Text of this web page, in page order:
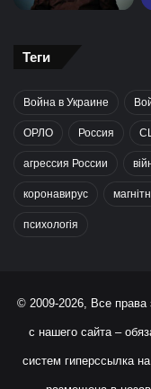
Теги
Война в Украине
ОРЛО Россия
агрессия России
коронавирус
психологія
© 2009-2026, Все
с нашего сайта –
систем гиперссылка